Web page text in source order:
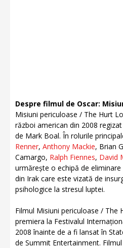
Despre filmul de Oscar:
Misiuni periculoase / The Hurt
război american din 2008
de Mark Boal. În rolurile
Renner, Anthony Mackie, Brian
Camargo, Ralph Fiennes, David
urmărește o echipă de
din Irak care este vizată de
psihologice la stresul luptei.
Filmul Misiuni periculoase / The
premiera la Festivalul
2008 înainte de a fi lansat în
de Summit Entertainment.